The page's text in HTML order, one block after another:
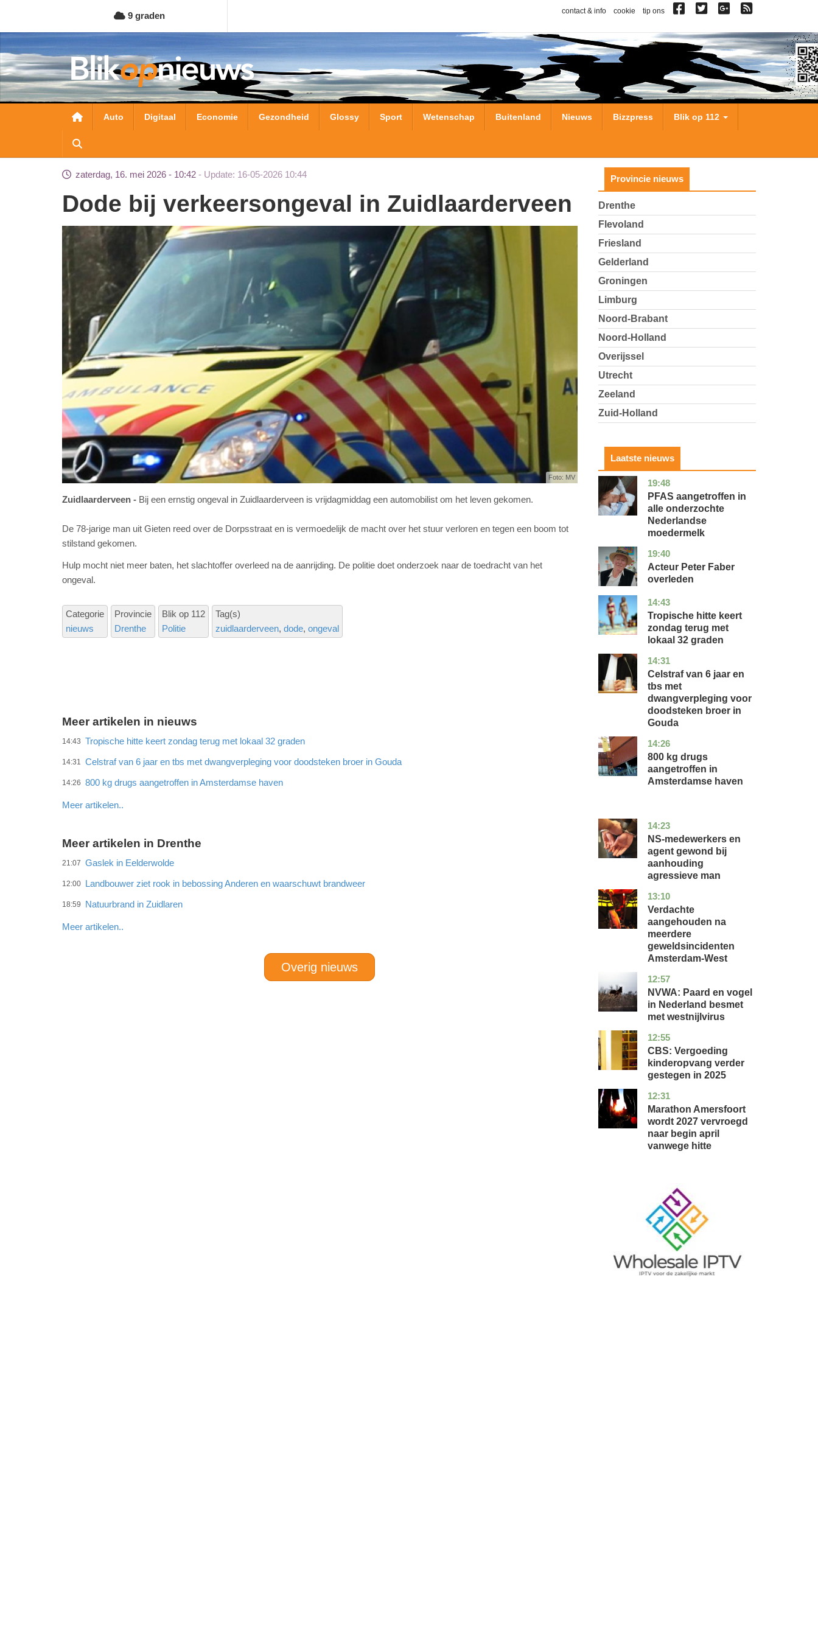
naar
de
inhoud
gaan
9 graden contact & info cookie tip ons
Hoofdnavigatie
Auto Digitaal Economie Gezondheid Glossy Sport Wetenschap Buitenland Nieuws Bizzpress Blik op 112
zaterdag, 16. mei 2026 - 10:42 Update: 16-05-2026 10:44
Dode bij verkeersongeval in Zuidlaarderveen
Foto: MV
Zuidlaarderveen Bij een ernstig ongeval in Zuidlaarderveen is vrijdagmiddag een automobilist om het leven gekomen.
De 78-jarige man uit Gieten reed over de Dorpsstraat en is vermoedelijk de macht over het stuur verloren en tegen een boom tot
stilstand gekomen.
Hulp mocht niet meer baten, het slachtoffer overleed na de aanrijding. De politie doet onderzoek naar de toedracht van het
ongeval.
Categorie
nieuws
Provincie
Drenthe
Blik op 112
Politie
Tag(s)
zuidlaarderveen dode ongeval
Meer artikelen in nieuws
14:43 Tropische hitte keert zondag terug met lokaal 32 graden
14:31 Celstraf van 6 jaar en tbs met dwangverpleging voor doodsteken broer in Gouda
14:26 800 kg drugs aangetroffen in Amsterdamse haven
Meer artikelen..
Meer artikelen in Drenthe
21:07 Gaslek in Eelderwolde
12:00 Landbouwer ziet rook in bebossing Anderen en waarschuwt brandweer
18:59 Natuurbrand in Zuidlaren
Meer artikelen..
Overig nieuws
Provincie nieuws
Drenthe
Flevoland
Friesland
Gelderland
Groningen
Limburg
Noord-Brabant
Noord-Holland
Overijssel
Utrecht
Zeeland
Zuid-Holland
Laatste nieuws
19:48
utrecht
gezondheid
PFAS aangetroffen in
alle onderzochte
Nederlandse
moedermelk
19:40
noord-
holland
glossy
Acteur Peter Faber
overleden
14:43
utrecht
nieuws
Tropische hitte keert
zondag terug met
lokaal 32 graden
14:31
zuid-
holland
nieuws
Celstraf van 6 jaar en
tbs met
dwangverpleging voor
doodsteken broer in
Gouda
14:26
noord-
holland
nieuws
800 kg drugs
aangetroffen in
Amsterdamse haven
14:23
flevoland
nieuws
NS-medewerkers en
agent gewond bij
aanhouding
agressieve man
13:10
noord-
holland
nieuws
Verdachte
aangehouden na
meerdere
geweldsincidenten
Amsterdam-West
12:57
utrecht
nieuws
NVWA: Paard en vogel
in Nederland besmet
met westnijlvirus
12:55
zuid-
holland
economie
CBS: Vergoeding
kinderopvang verder
gestegen in 2025
12:31
utrecht
nieuws
Marathon Amersfoort
wordt 2027 vervroegd
naar begin april
vanwege hitte